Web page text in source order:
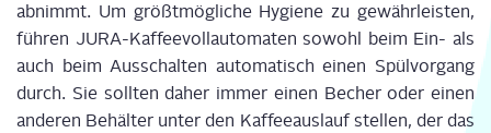
abnimmt. Um größt­mög­li­che Hygie­ne zu gewähr­leis­ten,
füh­ren JURA-Kaf­fee­voll­au­to­ma­ten sowohl beim Ein- als
auch beim Aus­schal­ten auto­ma­tisch einen Spül­vor­gang
durch. Sie soll­ten daher immer einen Becher oder einen
ande­ren Behäl­ter unter den Kaf­fee­aus­lauf stel­len, der das